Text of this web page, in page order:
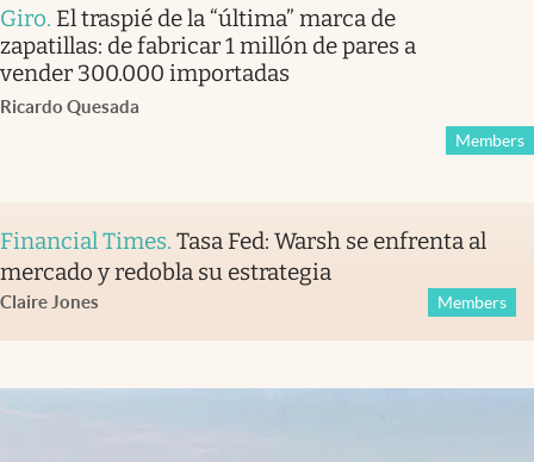
Giro. El traspié de la “última” marca de
zapatillas: de fabricar 1 millón de pares a
vender 300.000 importadas
Ricardo Quesada
Members
Financial Times. Tasa Fed: Warsh se enfrenta al
mercado y redobla su estrategia
Claire Jones Members